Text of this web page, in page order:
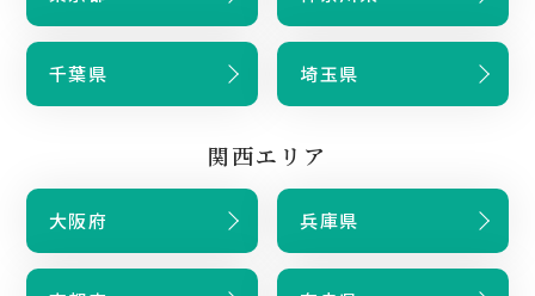
千葉県 埼玉県
関西エリア
大阪府 兵庫県